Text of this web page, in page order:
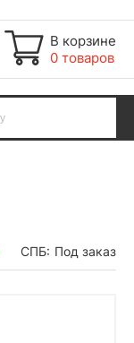
В корзине
0 товаров
СПБ: Под заказ